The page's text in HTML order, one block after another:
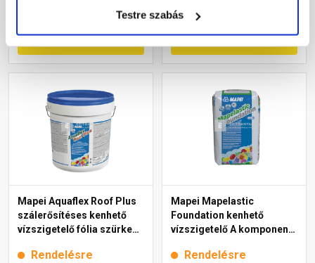
Testre szabás
Megnézem Megnézem
Mapei Aquaflex Roof Plus
szálerősítéses kenhető
vízszigetelő fólia szürke
Rendelésre
Mapei Mapelastic
Foundation kenhető
vízszigetelő A komponens
Rendelésre